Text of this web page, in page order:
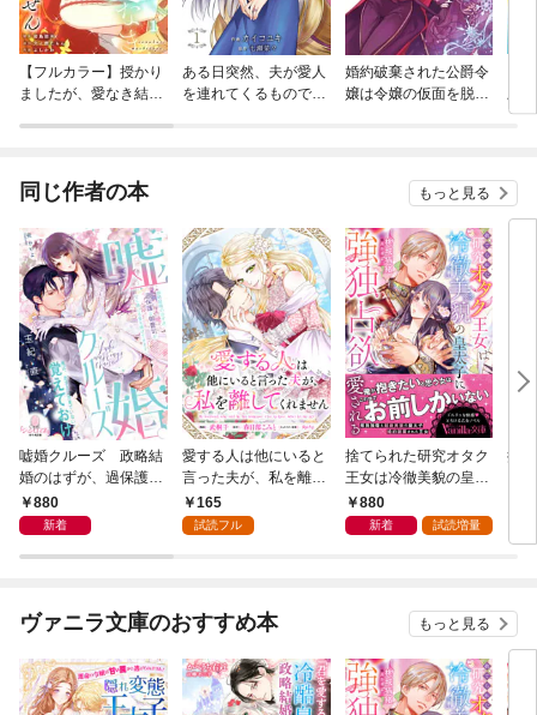
【フルカラー】授かり
ましたが、愛なき結婚
ある日突然、夫が愛人
を連れてくるものです
婚約破棄された公爵令
嬢は令嬢の仮面を脱ぎ
上
書
ズ
同じ作者の本 もっと見る
嘘婚クルーズ 政略結
婚のはずが、過保護な
御曹司が甘く蕩ける愛
を捧げてきます
880
新着
愛する人は他にいると
言った夫が、私を離し
てくれません 【連載
版】: 1
165
試読フル
捨てられた研究オタク
王女は冷徹美貌の皇太
子に強独占欲で愛され
る
880
新着 試読増量
振
秘
ヴァニラ文庫のおすすめ本 もっと見る